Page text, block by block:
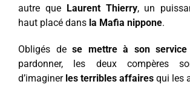
autre que Laurent Thierry, un
haut placé dans la Mafia nippone.
Obligés dese mettre à son service
pardonner, les deux compères
d’imaginer les terribles affaires qui les